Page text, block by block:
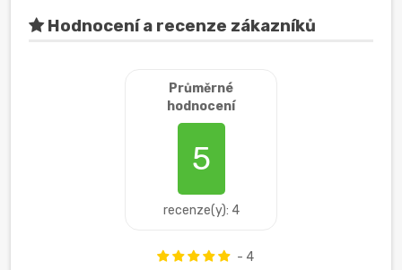
Hodnocení a recenze zákazníků
Průměrné
hodnocení
5
recenze(y): 4
- 4